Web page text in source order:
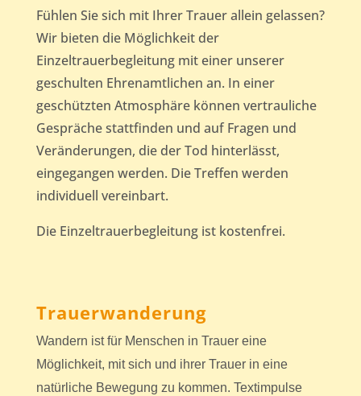
Fühlen Sie sich mit Ihrer Trauer allein gelassen?
Wir bieten die Möglichkeit der
Einzeltrauerbegleitung mit einer unserer
geschulten Ehrenamtlichen an. In einer
geschützten Atmosphäre können vertrauliche
Gespräche stattfinden und auf Fragen und
Veränderungen, die der Tod hinterlässt,
eingegangen werden. Die Treffen werden
individuell vereinbart.
Die Einzeltrauerbegleitung ist kostenfrei.
Trauerwanderung
Wandern ist für Menschen in Trauer eine
Möglichkeit, mit sich und ihrer Trauer in eine
natürliche Bewegung zu kommen. Textimpulse